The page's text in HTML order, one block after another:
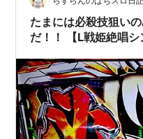
たまには必殺技狙い
だ！！ 【L戦姫絶唱シ